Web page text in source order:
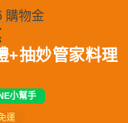
購物金
+抽妙管家料理
小幫手
運